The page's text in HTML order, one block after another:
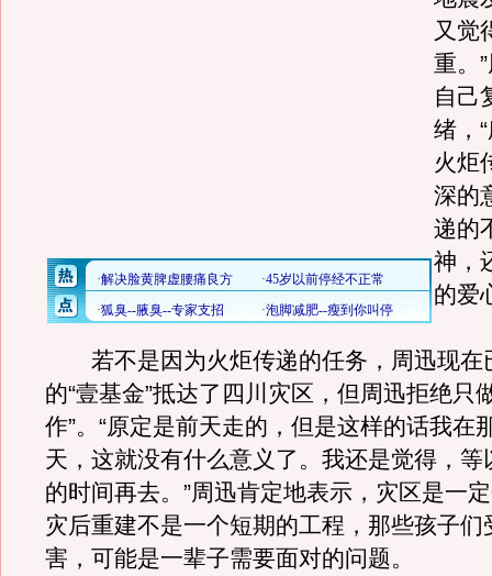
又觉
重。
自己
绪，
火炬
深的
递的
神，
的爱
若不是因为火炬传递的任务，周迅现在
的“壹基金”抵达了四川灾区，但周迅拒绝只
作”。“原定是前天走的，但是这样的话我在
天，这就没有什么意义了。我还是觉得，等
的时间再去。”周迅肯定地表示，灾区是一
灾后重建不是一个短期的工程，那些孩子们
害，可能是一辈子需要面对的问题。